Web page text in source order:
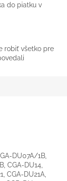
do piatku v
robiť všetko pre
DU07A/1B,
CGA-DU14,
CGA-DU21A,